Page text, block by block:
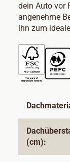
dein Auto vor
angenehme
ihn zum
(cm):